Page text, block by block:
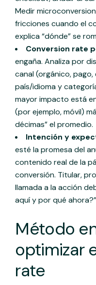
Medir
fricciones cuando el
explica “dónde” se
Conversion rate
engaña. Analiza por
canal (orgánico, pago,
país/idioma y
mayor impacto está
(por ejemplo, móvil)
décimas” el promedio.
Intención y
esté la promesa del
contenido real de la
conversión. Titular,
llamada a la acción
aquí y por qué
Método
optimizar
rate